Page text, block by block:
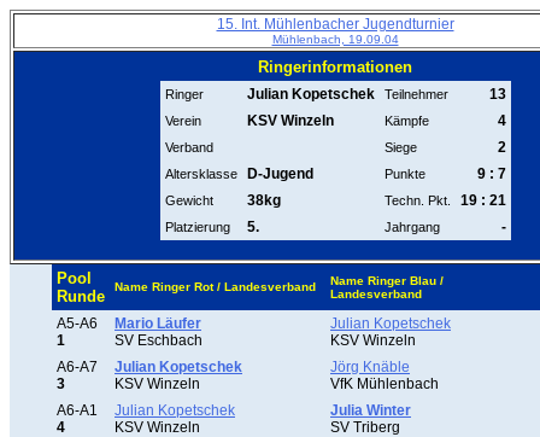
15. Int. Mühlenbacher Jugendturnier
Mühlenbach, 19.09.04
Ringerinformationen
Ringer Julian Kopetschek Teilnehmer 13
Verein KSV Winzeln Kämpfe 4
Verband Siege 2
Altersklasse D-Jugend Punkte 9 : 7
Gewicht 38kg Techn. Pkt. 19 : 21
Platzierung 5. Jahrgang -
Pool
Runde
Name Ringer Rot / Landesverband
Name Ringer Blau /
Landesverband
A5-A6
1
Mario Läufer
SV Eschbach
Julian Kopetschek
KSV Winzeln
A6-A7
3
Julian Kopetschek
KSV Winzeln
Jörg Knäble
VfK Mühlenbach
A6-A1
4
Julian Kopetschek
KSV Winzeln
Julia Winter
SV Triberg